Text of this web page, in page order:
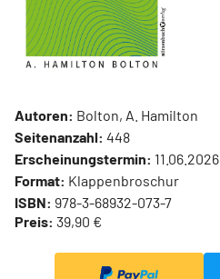
Autoren: Bolton, A. Hamilton
Seitenanzahl: 448
Erscheinungstermin: 11.06.2026
Format: Klappenbroschur
ISBN: 978-3-68932-073-7
Preis: 39,90 €